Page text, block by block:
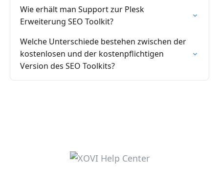
Wie erhält man Support zur Plesk
Erweiterung SEO Toolkit?
Welche Unterschiede bestehen zwischen der
kostenlosen und der kostenpflichtigen
Version des SEO Toolkits?